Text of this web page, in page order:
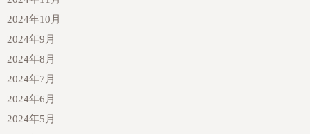
2024年10月
2024年9月
2024年8月
2024年7月
2024年6月
2024年5月